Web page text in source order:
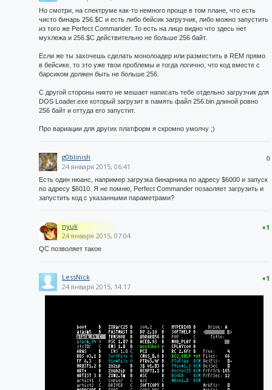
Но смотри, на спектруме как-то немного проще в том плане, что есть
чисто бинарь 256.$C и есть либо бейсик загрузчик, либо можно запустить
из того же Perfect Commander. То есть на лицо видно что здесь нет
мухлежа и 256.$C действительно не больше 256 байт.
Если же ты захочешь сделать монолоадер или разместить в REM прямо
в бейсике, то это уже твои проблемы и тогда логично, что код вместе с
барсиком должен быть не больше 256.
С другой стороны никто не мешает написать тебе отдельно загрузчик для
DOS Loader.exe который загрузит в память файл 256.bin длиной ровно
256 байт и оттуда его запустит.
Про вариации для других платформ я скромно умолчу ;)
0
g0blinish
24 января 2015, 06:41
Есть один нюанс, например загрузка бинарника по адресу $6000 и запуск
по адресу $6010. Я не помню, Perfect Commander позаоляет загрузить и
запустить код с указанными параметрами?
+1
nyuk
24 января 2015, 07:04
QC позволяет такое
+1
LessNick
24 января 2015, 14:17